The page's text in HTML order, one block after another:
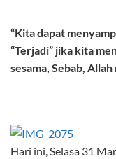
“Kita dapat
“Terjadi” jika kita
sesama, Sebab,
Hari ini, Selasa 31